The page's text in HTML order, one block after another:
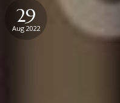
29
Aug 2022